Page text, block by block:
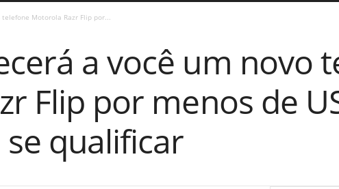
Motorola Razr Flip por...
a você um novo
Flip por menos de
qualificar